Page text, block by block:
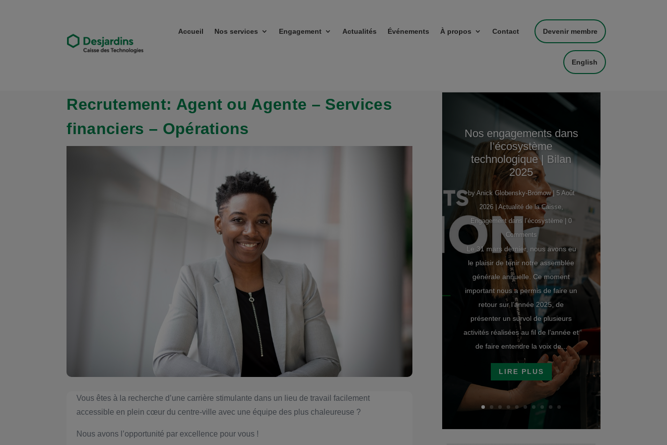
Accueil Nos services Engagement Actualités Événements À propos Contact Devenir membre
English
Recrutement: Agent ou Agente – Services
financiers – Opérations
Vous êtes à la recherche d’une carrière stimulante dans un lieu de travail facilement
accessible en plein cœur du centre-ville avec une équipe des plus chaleureuse ?
Nous avons l’opportunité par excellence pour vous !
Nos engagements dans
l’écosystème
technologique | Bilan
2025
by Anick Globensky-Bromow| 5 Août
2026|Actualité de la Caisse,
Engagement dans l’écosystème | 0
Comments
Le 31 mars dernier, nous avons eu
le plaisir de tenir notre assemblée
générale annuelle. Ce moment
important nous a permis de faire un
retour sur l’année 2025, de
présenter un survol de plusieurs
activités réalisées au fil de l’année et
de faire entendre la voix de...
LIRE PLUS